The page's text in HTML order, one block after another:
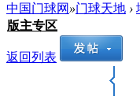
中国门球网 »门球天地 ›
版主专区
返回列表